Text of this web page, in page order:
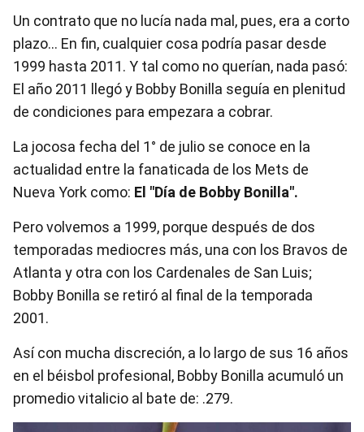
Un contrato que no lucía nada mal, pues, era a corto
plazo… En fin, cualquier cosa podría pasar desde
1999 hasta 2011. Y tal como no querían, nada pasó:
El año 2011 llegó y Bobby Bonilla seguía en plenitud
de condiciones para empezara a cobrar.
La jocosa fecha del 1° de julio se conoce en la
actualidad entre la fanaticada de los Mets de
Nueva York como: El "Día de Bobby Bonilla".
Pero volvemos a 1999, porque después de dos
temporadas mediocres más, una con los Bravos de
Atlanta y otra con los Cardenales de San Luis;
Bobby Bonilla se retiró al final de la temporada
2001.
Así con mucha discreción, a lo largo de sus 16 años
en el béisbol profesional, Bobby Bonilla acumuló un
promedio vitalicio al bate de: .279.